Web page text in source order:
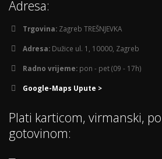
Adresa:
Trgovina: Zagreb TREŠNJEVKA
Adresa: Dužice ul. 1, 10000, Zagreb
Radno vrijeme: pon - pet (09 - 17h)
Google-Maps Upute >
Plati karticom, virmanski,
gotovinom: